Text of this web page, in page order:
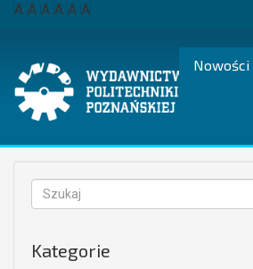
Przejdź
A A A A A A
Nowości
Formularz
wyszukiwania
Kategorie